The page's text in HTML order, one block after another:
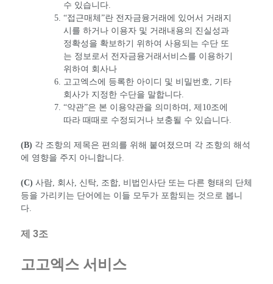
수 있습니다.
“접근매체”란 전자금융거래에 있어서 거래지
시를 하거나 이용자 및 거래내용의 진실성과
정확성을 확보하기 위하여 사용되는 수단 또
는 정보로서 전자금융거래서비스를 이용하기
위하여 회사나
고고엑스에 등록한 아이디 및 비밀번호, 기타
회사가 지정한 수단을 말합니다.
“약관”은 본 이용약관을 의미하며, 제10조에
따라 때때로 수정되거나 보충될 수 있습니다.
(B) 각 조항의 제목은 편의를 위해 붙여졌으며 각 조항의 해석
에 영향을 주지 아니합니다.
(C) 사람, 회사, 신탁, 조합, 비법인사단 또는 다른 형태의 단체
등을 가리키는 단어에는 이들 모두가 포함되는 것으로 봅니
다.
제 3조
고고엑스 서비스